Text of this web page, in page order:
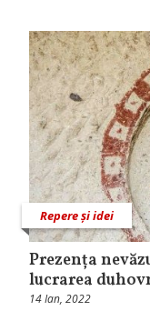
Repere și idei
Prezența
lucrarea
14 Ian, 2022